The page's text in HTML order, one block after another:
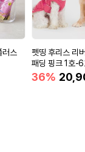
러스
펫띵 후리스 리
패딩 핑크 1호-6
36%